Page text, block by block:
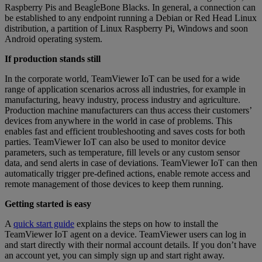
Raspberry Pis and BeagleBone Blacks. In general, a connection can
be established to any endpoint running a Debian or Red Head Linux
distribution, a partition of Linux Raspberry Pi, Windows and soon
Android operating system.
If production stands still
In the corporate world, TeamViewer IoT can be used for a wide
range of application scenarios across all industries, for example in
manufacturing, heavy industry, process industry and agriculture.
Production machine manufacturers can thus access their customers’
devices from anywhere in the world in case of problems. This
enables fast and efficient troubleshooting and saves costs for both
parties. TeamViewer IoT can also be used to monitor device
parameters, such as temperature, fill levels or any custom sensor
data, and send alerts in case of deviations. TeamViewer IoT can then
automatically trigger pre-defined actions, enable remote access and
remote management of those devices to keep them running.
Getting started is easy
A quick start guide explains the steps on how to install the
TeamViewer IoT agent on a device. TeamViewer users can log in
and start directly with their normal account details. If you don’t have
an account yet, you can simply sign up and start right away.